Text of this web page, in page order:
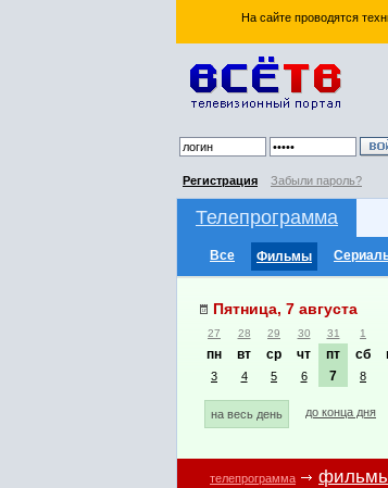
На сайте проводятся
Регистрация Забыли пароль?
Телепрограмма
Все Фильмы
Пятница, 7 августа
27 28 29 30 31 1
пн вт ср чт пт сб
3 4 5 6 7 8
на весь день до конца дня
телепрограмма